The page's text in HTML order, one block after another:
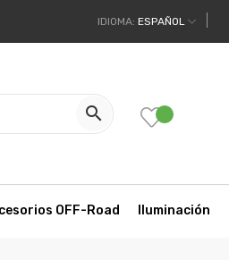
IDIOMA: ESPAÑOL

OFF-Road Iluminación